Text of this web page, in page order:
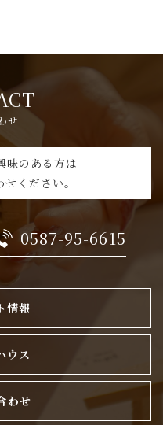
せ
味のある方は
ください。
0587-95-6615
情報
ウス
わせ